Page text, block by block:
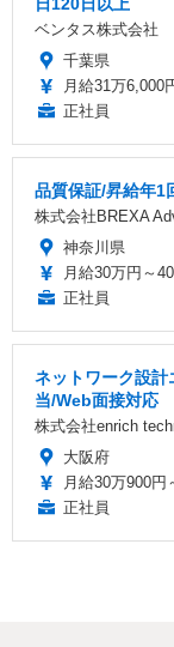
ベンタス株式会社
千葉県
月給31万6,000
正社員
品質保証/昇給年1
株式会社BREXA
神奈川県
月給30万円～
正社員
ネットワーク設計
当/Web面接対応
株式会社enrich
大阪府
月給30万900円
正社員